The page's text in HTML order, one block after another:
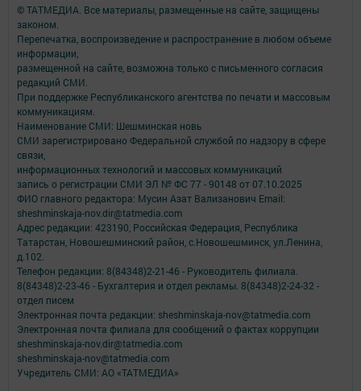
© ТАТМЕДИА. Все материалы, размещенные на сайте, защищены
законом.
Перепечатка, воспроизведение и распространение в любом объеме
информации,
размещенной на сайте, возможна только с письменного согласия
редакций СМИ.
При поддержке Республиканского агентства по печати и массовым
коммуникациям.
Наименование СМИ: Шешминская новь
СМИ зарегистрировано Федеральной службой по надзору в сфере
связи,
информационных технологий и массовых коммуникаций
запись о регистрации СМИ ЭЛ № ФС 77 - 90148 от 07.10.2025
ФИО главного редактора: Мусин Азат Вализанович Email:
sheshminskaja-nov.dir@tatmedia.com
Адрес редакции: 423190, Российская Федерация, Республика
Татарстан, Новошешминский район, с.Новошешминск, ул.Ленина,
д.102.
Телефон редакции: 8(84348)2-21-46 - Руководитель филиала.
8(84348)2-23-46 - Бухгалтерия и отдел рекламы. 8(84348)2-24-32 -
отдел писем
Электронная почта редакции: sheshminskaja-nov@tatmedia.com
Электронная почта филиала для сообщений о фактах коррупции
sheshminskaja-nov.dir@tatmedia.com
sheshminskaja-nov@tatmedia.com
Учредитель СМИ: АО «ТАТМЕДИА»